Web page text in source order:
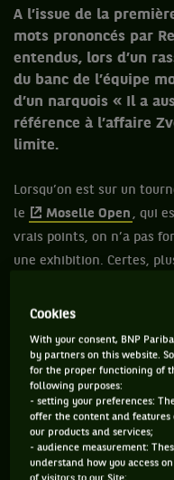
A l’issue de la
mots prononcés par
entendus, lors d’un
du banc de l’équipe
d’un narquois « Il a
référence à l’affaire
limite.
Lorsqu’on est sur un
le
Moselle Open , qui
vrais points, on n’a pas
une exhibition. Certes,
même juste pour du
mon attention.
A l’issue du double qui
povalov à Matteo
(match remporté par
aurait lâché à
John
en lui serrant la main : «
Cookies
With your consent, BNP
by partners on this website.
for the proper functioning of
following purposes:
- setting your preferences:
offer the content and
our products and services;
- audience measurement:
understand how you access